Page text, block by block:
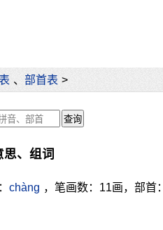
、 部首表 >
、组词
chàng ，笔画数：11画，部首：